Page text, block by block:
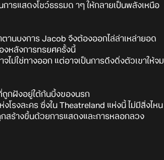
รแสดงโชว์ธรรมด าๆ ให้กลายเป็นพลังเหนือ
านบงการ Jacob จึงต้องออกไล่ล่าเหล่ายอด
งหลังการทรยศครั้งนี้
ไม่ใช่ทางออก แต่อาจเป็นการดึงดิ่งตัวเขาให้จม
ถูกฝังอยู่ใต้ก้นบึ้งของนรก
รงละคร ซึ่งใน Theatreland แห่งนี้ ไม่มีสิ่งไหน
สร้างขึ้นด้วยการแสดงและการหลอกลวง